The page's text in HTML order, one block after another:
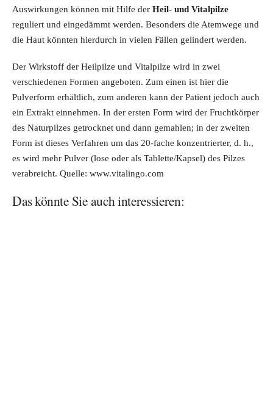
Auswirkungen können mit Hilfe der Heil- und Vitalpilze
reguliert und eingedämmt werden. Besonders die Atemwege und
die Haut könnten hierdurch in vielen Fällen gelindert werden.
Der Wirkstoff der Heilpilze und Vitalpilze wird in zwei
verschiedenen Formen angeboten. Zum einen ist hier die
Pulverform erhältlich, zum anderen kann der Patient jedoch auch
ein Extrakt einnehmen. In der ersten Form wird der Fruchtkörper
des Naturpilzes getrocknet und dann gemahlen; in der zweiten
Form ist dieses Verfahren um das 20-fache konzentrierter, d. h.,
es wird mehr Pulver (lose oder als Tablette/Kapsel) des Pilzes
verabreicht. Quelle: www.vitalingo.com
Das könnte Sie auch interessieren: